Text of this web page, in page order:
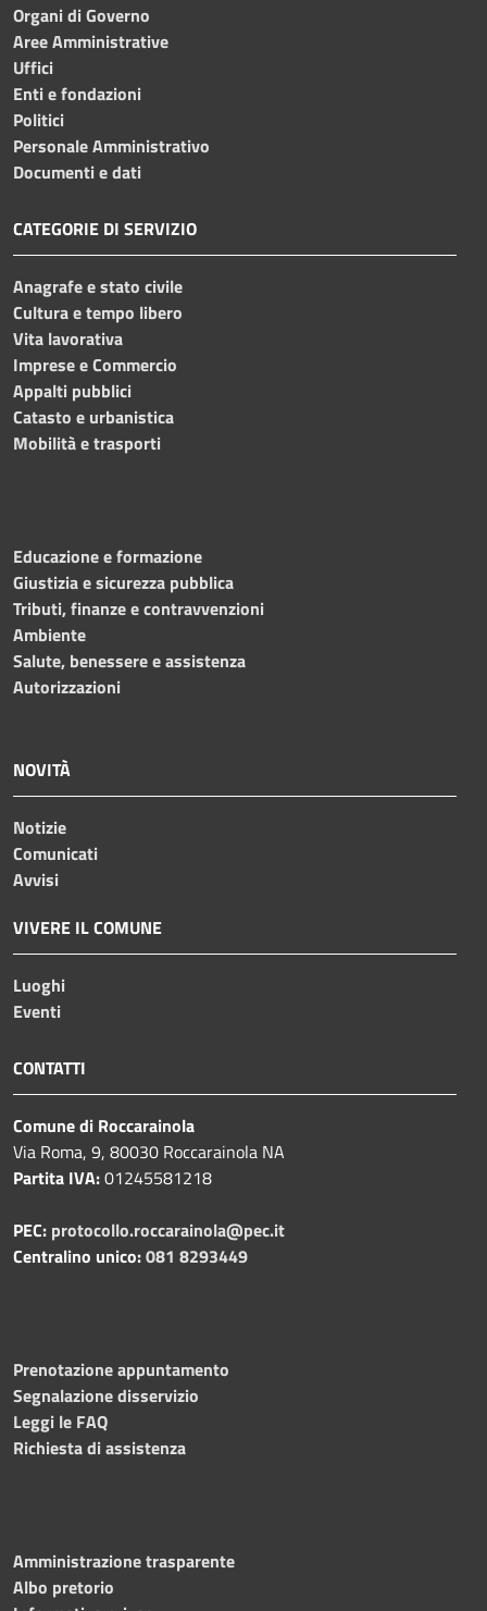
Organi di Governo
Aree Amministrative
Uffici
Enti e fondazioni
Politici
Personale Amministrativo
Documenti e dati
CATEGORIE DI SERVIZIO
Anagrafe e stato civile
Cultura e tempo libero
Vita lavorativa
Imprese e Commercio
Appalti pubblici
Catasto e urbanistica
Mobilità e trasporti
Educazione e formazione
Giustizia e sicurezza pubblica
Tributi, finanze e contravvenzioni
Ambiente
Salute, benessere e assistenza
Autorizzazioni
NOVITÀ
Notizie
Comunicati
Avvisi
VIVERE IL COMUNE
Luoghi
Eventi
CONTATTI
Comune di Roccarainola
Via Roma, 9, 80030 Roccarainola NA
Partita IVA:01245581218
PEC: protocollo.roccarainola@pec.it
Centralino unico:081 8293449
Prenotazione appuntamento
Segnalazione disservizio
Leggi le FAQ
Richiesta di assistenza
Amministrazione trasparente
Albo pretorio